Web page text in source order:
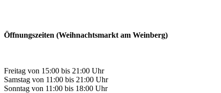
Öffnungszeiten (Weihnachtsmarkt am Weinberg)
Freitag von 15:00 bis 21:00 Uhr
Samstag von 11:00 bis 21:00 Uhr
Sonntag von 11:00 bis 18:00 Uhr